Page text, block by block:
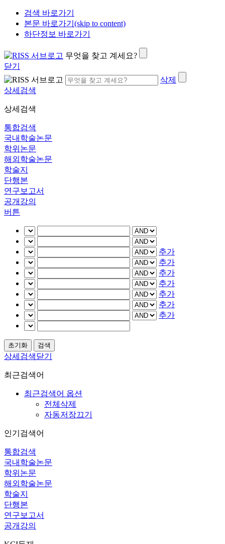
검색 바로가기
본문 바로가기(skip to content)
하단정보 바로가기
무엇을 찾고 계세요?
닫기
삭제
상세검색
상세검색
통합검색
국내학술논문
학위논문
해외학술논문
학술지
단행본
연구보고서
공개강의
버튼
추가
추가
추가
추가
추가
추가
추가
상세검색닫기
최근검색어
최근검색어 옵션
전체삭제
자동저장끄기
인기검색어
통합검색
국내학술논문
학위논문
해외학술논문
학술지
단행본
연구보고서
공개강의